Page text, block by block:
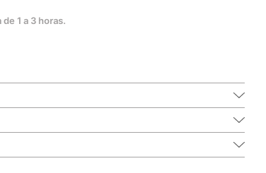
1 a 3 horas.